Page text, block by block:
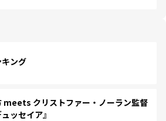
ング
meets クリストファー・ノーラン監督
ッセイア』